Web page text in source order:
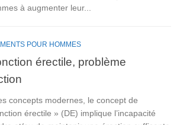
à augmenter leur...
POUR HOMMES
érectile, problème
concepts modernes, le concept de
érectile » (DE) implique l’incapacité